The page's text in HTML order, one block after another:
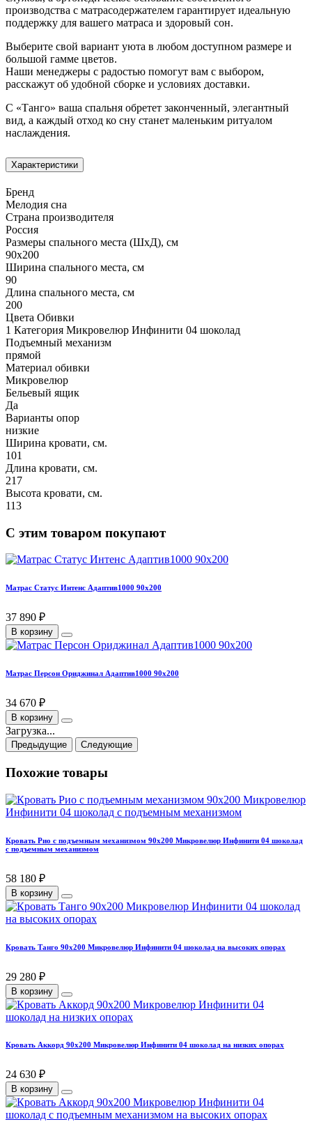
производства с матрасодержателем гарантирует идеальную
поддержку для вашего матраса и здоровый сон.
Выберите свой вариант уюта в любом доступном размере и
большой гамме цветов.
Наши менеджеры с радостью помогут вам с выбором,
расскажут об удобной сборке и условиях доставки.
С «Танго» ваша спальня обретет законченный, элегантный
вид, а каждый отход ко сну станет маленьким ритуалом
наслаждения.
Характеристики
Бренд
Мелодия сна
Страна производителя
Россия
Размеры спального места (ШхД), см
90х200
Ширина спального места, см
90
Длина спального места, см
200
Цвета Обивки
1 Категория Микровелюр Инфинити 04 шоколад
Подъемный механизм
прямой
Материал обивки
Микровелюр
Бельевый ящик
Да
Варианты опор
низкие
Ширина кровати, см.
101
Длина кровати, см.
217
Высота кровати, см.
113
С этим товаром покупают
Матрас Статус Интенс Адаптив1000 90х200
37 890 ₽
В корзину
Матрас Персон Ориджинал Адаптив1000 90х200
34 670 ₽
В корзину
Загрузка...
Предыдущие Следующие
Похожие товары
Кровать Рио с подъемным механизмом 90х200 Микровелюр Инфинити 04 шоколад
с подъемным механизмом
58 180 ₽
В корзину
Кровать Танго 90х200 Микровелюр Инфинити 04 шоколад на высоких опорах
29 280 ₽
В корзину
Кровать Аккорд 90х200 Микровелюр Инфинити 04 шоколад на низких опорах
24 630 ₽
В корзину